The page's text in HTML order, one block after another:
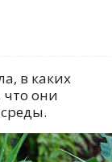
в каких
что они